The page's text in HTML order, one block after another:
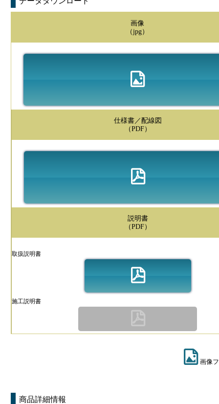
画像
（jpg）
仕様書／配線図
（PDF）
説明書
（PDF）
取扱説明書
施工説明書
画像
商品詳細情報